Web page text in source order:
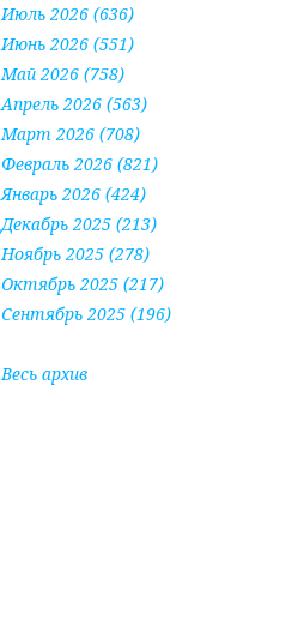
Июль 2026 (636)
Июнь 2026 (551)
Май 2026 (758)
Апрель 2026 (563)
Март 2026 (708)
Февраль 2026 (821)
Январь 2026 (424)
Декабрь 2025 (213)
Ноябрь 2025 (278)
Октябрь 2025 (217)
Сентябрь 2025 (196)
Весь архив